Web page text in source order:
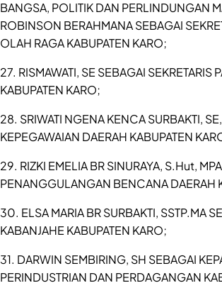
BANGSA, POLITIK DAN PERLINDUNGAN
ROBINSON BERAHMANA SEBAGAI
OLAH RAGA KABUPATEN KARO;
27. RISMAWATI, SE SEBAGAI SEKRETARIS
KABUPATEN KARO;
28. SRIWATI NGENA KENCA SURBAKTI,
KEPEGAWAIAN DAERAH KABUPATEN
29. RIZKI EMELIA BR SINURAYA, S.Hut,
PENANGGULANGAN BENCANA DAERAH
30. ELSA MARIA BR SURBAKTI, SSTP.MA
KABANJAHE KABUPATEN KARO;
31. DARWIN SEMBIRING, SH SEBAGAI
PERINDUSTRIAN DAN PERDAGANGAN